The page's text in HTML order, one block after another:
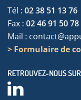
Tél : 02 38 51 13 76
Fax : 02 46 91 50 78
Mail :
> Formulaire de
RETROUVEZ-NOUS